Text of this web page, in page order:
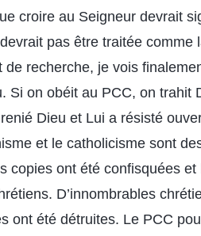
croire au Seigneur devrait
pas être traitée comme
recherche, je vois
Si on obéit au PCC, on trahit
Dieu et Lui a résisté
et le catholicisme sont
copies ont été confisquées
D’innombrables
ont été détruites. Le PCC